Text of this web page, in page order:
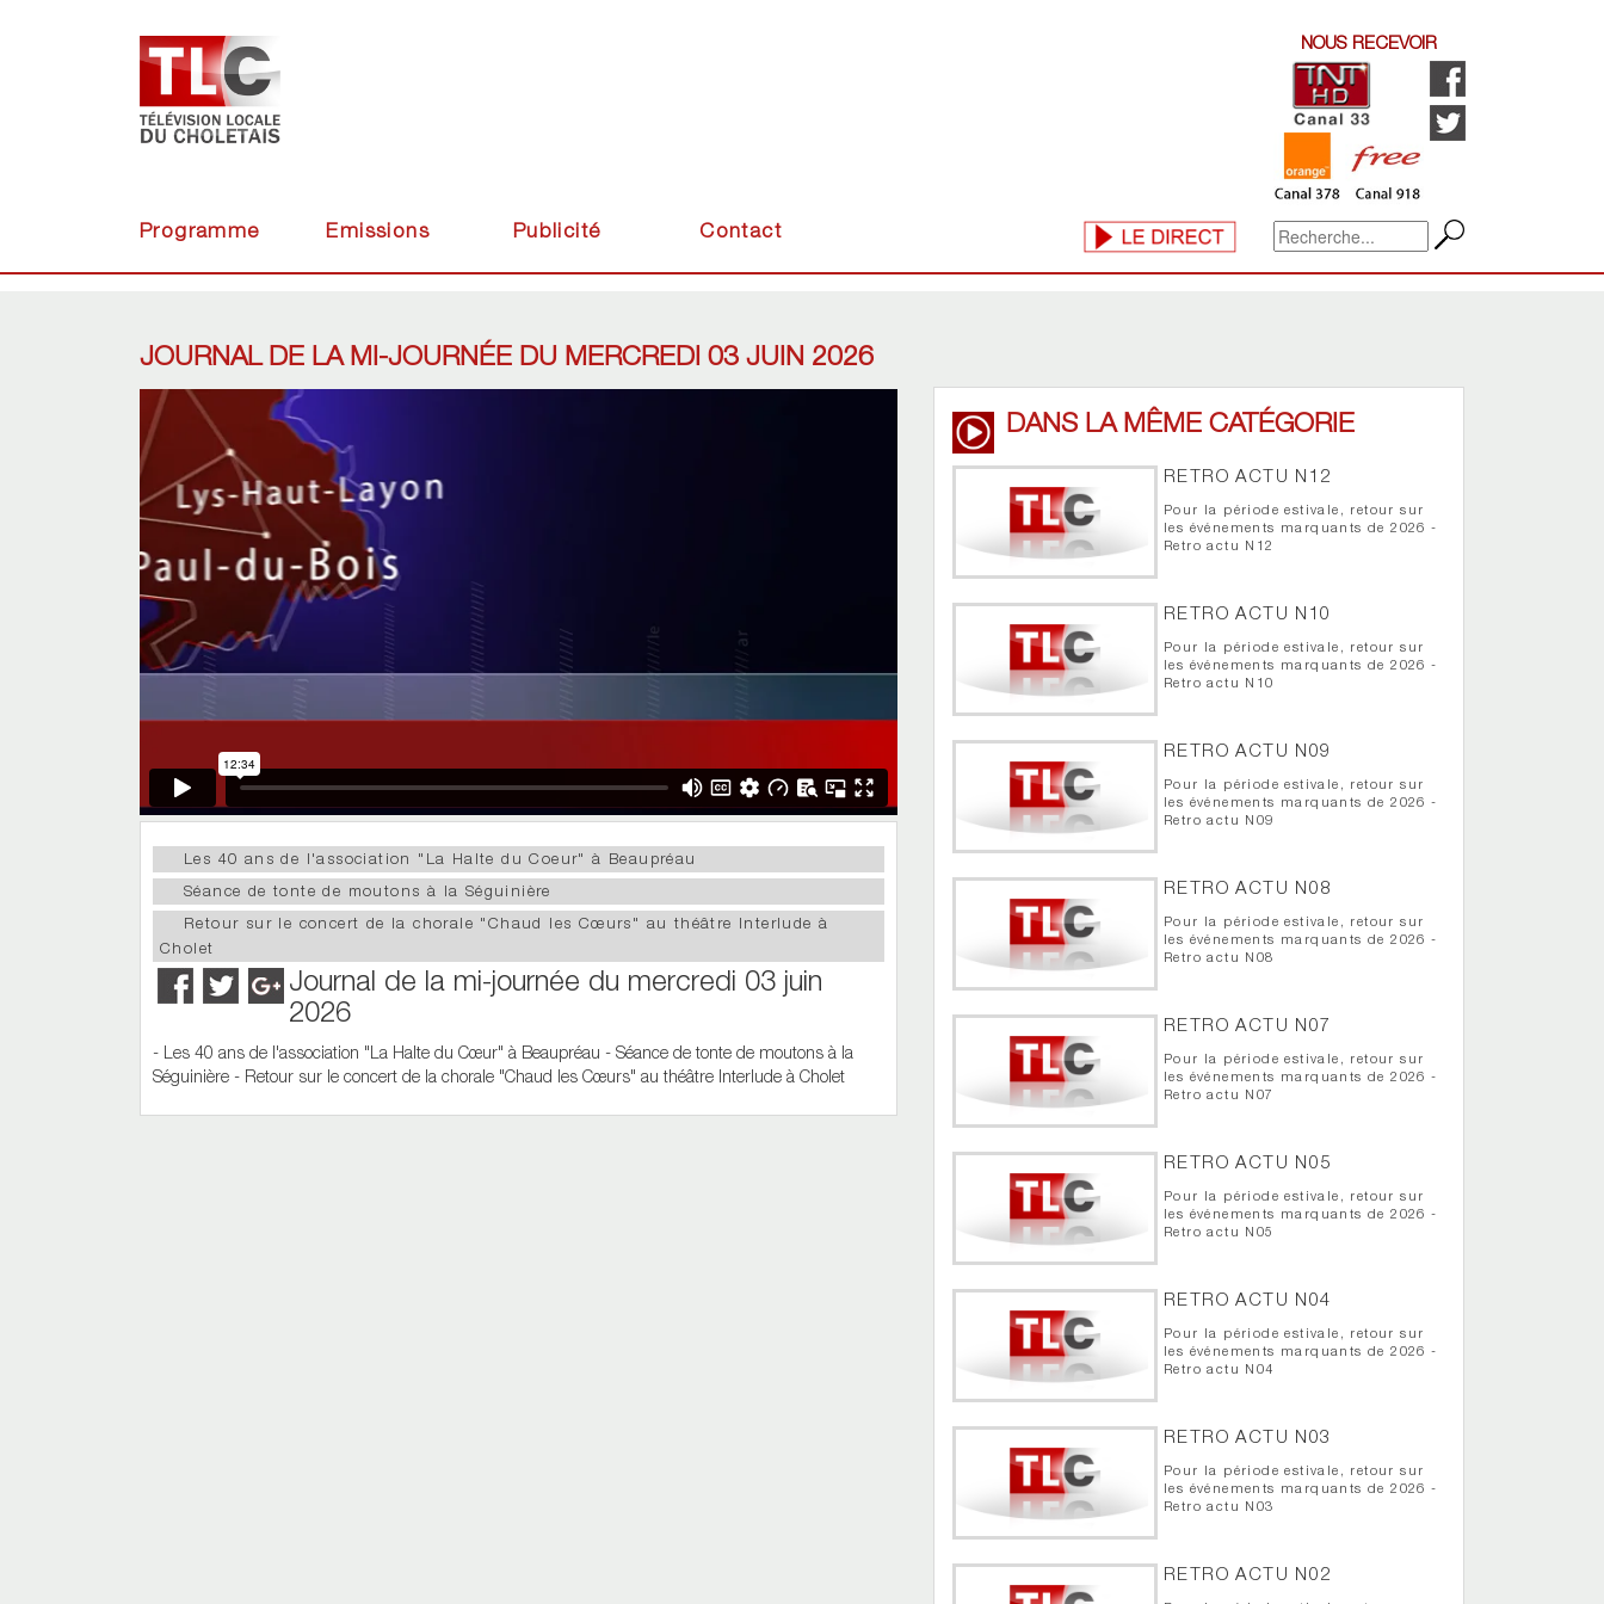
NOUS RECEVOIR
Programme Emissions Publicité Contact
JOURNAL DE LA MI-JOURNÉE DU MERCREDI 03 JUIN 2026
Les 40 ans de l'association "La Halte du Coeur" à Beaupréau
Séance de tonte de moutons à la Séguinière
Retour sur le concert de la chorale "Chaud les Cœurs" au théâtre Interlude à
Cholet
Journal de la mi-journée du mercredi 03 juin
2026
- Les 40 ans de l'association "La Halte du Cœur" à Beaupréau - Séance de tonte de moutons à la
Séguinière - Retour sur le concert de la chorale "Chaud les Cœurs" au théâtre Interlude à Cholet
DANS LA MÊME CATÉGORIE
RETRO ACTU N12
Pour la période estivale, retour sur
les événements marquants de 2026 -
Retro actu N12
RETRO ACTU N10
Pour la période estivale, retour sur
les événements marquants de 2026 -
Retro actu N10
RETRO ACTU N09
Pour la période estivale, retour sur
les événements marquants de 2026 -
Retro actu N09
RETRO ACTU N08
Pour la période estivale, retour sur
les événements marquants de 2026 -
Retro actu N08
RETRO ACTU N07
Pour la période estivale, retour sur
les événements marquants de 2026 -
Retro actu N07
RETRO ACTU N05
Pour la période estivale, retour sur
les événements marquants de 2026 -
Retro actu N05
RETRO ACTU N04
Pour la période estivale, retour sur
les événements marquants de 2026 -
Retro actu N04
RETRO ACTU N03
Pour la période estivale, retour sur
les événements marquants de 2026 -
Retro actu N03
RETRO ACTU N02